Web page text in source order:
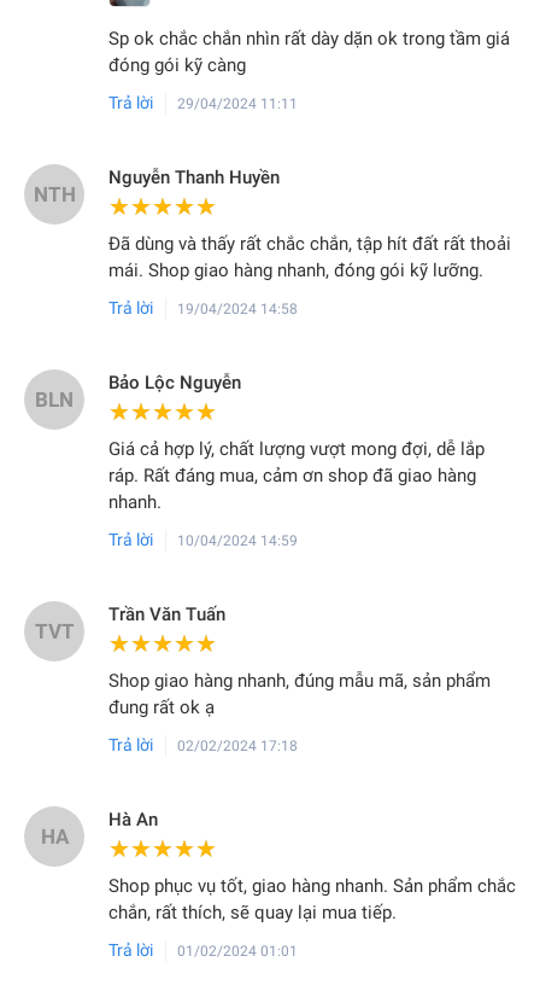
Sp ok chắc chắn nhìn rất dày dặn ok trong tầm giá
đóng gói kỹ càng
Trả lời 29/04/2024 11:11
NTH
Nguyễn Thanh Huyền
★★★★★
★★★★★
Đã dùng và thấy rất chắc chắn, tập hít đất rất thoải
mái. Shop giao hàng nhanh, đóng gói kỹ lưỡng.
Trả lời 19/04/2024 14:58
BLN
Bảo Lộc Nguyễn
★★★★★
★★★★★
Giá cả hợp lý, chất lượng vượt mong đợi, dễ lắp
ráp. Rất đáng mua, cảm ơn shop đã giao hàng
nhanh.
Trả lời 10/04/2024 14:59
TVT
Trần Văn Tuấn
★★★★★
★★★★★
Shop giao hàng nhanh, đúng mẫu mã, sản phẩm
đung rất ok ạ
Trả lời 02/02/2024 17:18
HA
Hà An
★★★★★
★★★★★
Shop phục vụ tốt, giao hàng nhanh. Sản phẩm chắc
chắn, rất thích, sẽ quay lại mua tiếp.
Trả lời 01/02/2024 01:01